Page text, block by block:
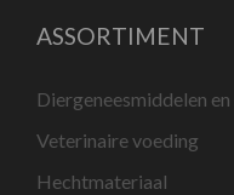
ASSORTIMENT
Diergeneesmiddelen
Veterinaire voeding
Hechtmateriaal